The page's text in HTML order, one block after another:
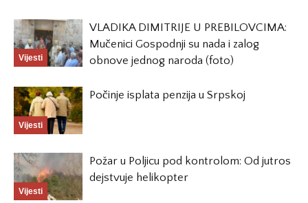
Vijesti
VLADIKA DIMITRIJE U PREBILOVCIMA:
Mučenici Gospodnji su nada i zalog
obnove jednog naroda (foto)
Vijesti
Počinje isplata penzija u Srpskoj
Vijesti
Požar u Poljicu pod kontrolom: Od jutros
dejstvuje helikopter